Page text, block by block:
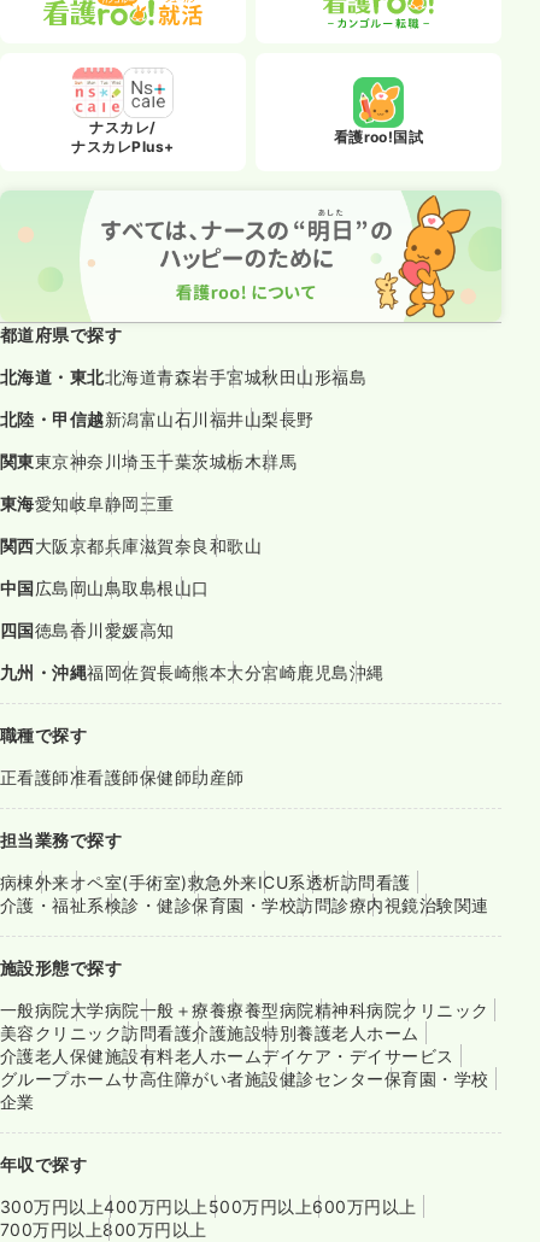
ナスカレ/
ナスカレPlus+
看護roo!国試
都道府県で探す
北海道・東北北海道青森岩手宮城秋田山形福島
北陸・甲信越新潟富山石川福井山梨長野
関東東京神奈川埼玉千葉茨城栃木群馬
東海愛知岐阜静岡三重
関西大阪京都兵庫滋賀奈良和歌山
中国広島岡山鳥取島根山口
四国徳島香川愛媛高知
九州・沖縄福岡佐賀長崎熊本大分宮崎鹿児島沖縄
職種で探す
正看護師准看護師保健師助産師
担当業務で探す
病棟外来オペ室(手術室)救急外来ICU系透析訪問看護
介護・福祉系検診・健診保育園・学校訪問診療内視鏡治験関連
施設形態で探す
一般病院大学病院一般＋療養療養型病院精神科病院クリニック
美容クリニック訪問看護介護施設特別養護老人ホーム
介護老人保健施設有料老人ホームデイケア・デイサービス
グループホームサ高住障がい者施設健診センター保育園・学校
企業
年収で探す
300万円以上400万円以上 500万円以上600万円以上
700万円以上800万円以上